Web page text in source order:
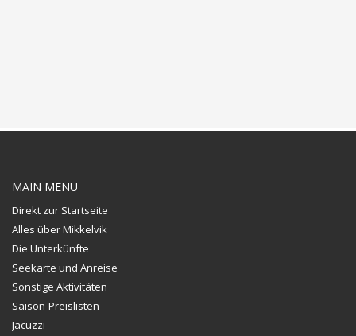
MAIN MENU
Direkt zur Startseite
Alles über Mikkelvik
Die Unterkünfte
Seekarte und Anreise
Sonstige Aktivitäten
Saison-Preislisten
Jacuzzi